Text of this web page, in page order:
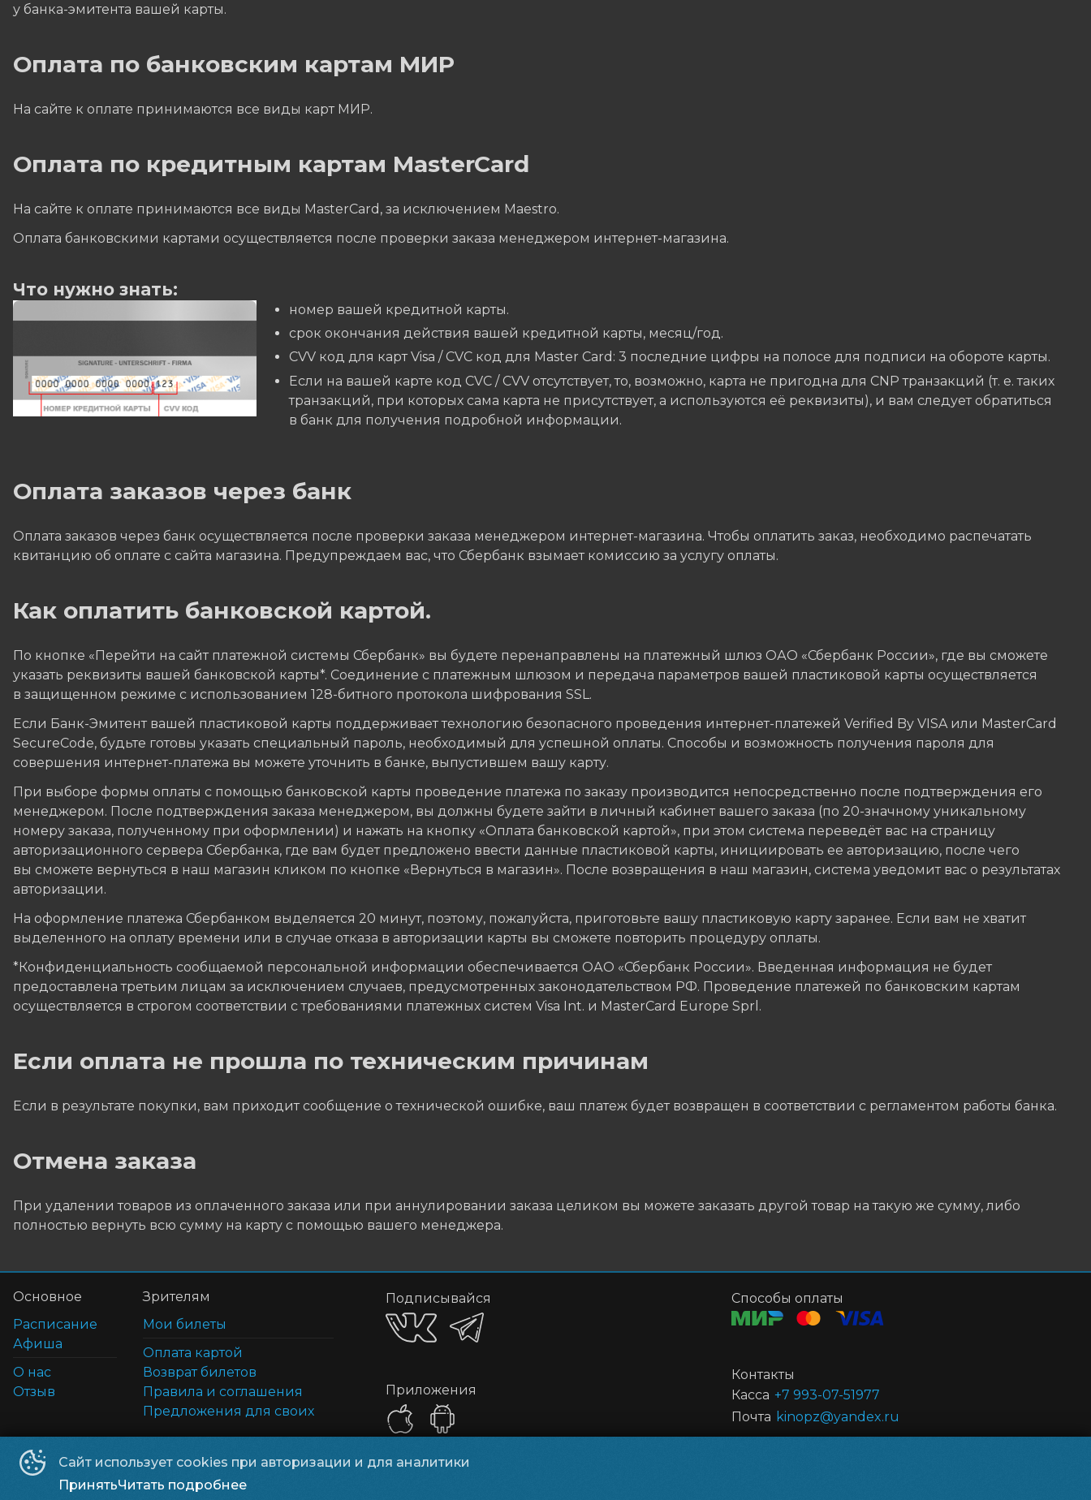
у банка-эмитента вашей карты.
Оплата по банковским картам МИР
На сайте к оплате принимаются все виды карт МИР.
Оплата по кредитным картам MasterCard
На сайте к оплате принимаются все виды MasterCard, за исключением Maestro.
Оплата банковскими картами осуществляется после проверки заказа менеджером интернет-магазина.
Что нужно знать:
номер вашей кредитной карты.
cрок окончания действия вашей кредитной карты, месяц/год.
CVV код для карт Visa / CVC код для Master Card: 3 последние цифры на полосе для подписи на обороте карты.
Если на вашей карте код CVC / CVV отсутствует, то, возможно, карта не пригодна для CNP транзакций (т. е. таких
транзакций, при которых сама карта не присутствует, а используются её реквизиты), и вам следует обратиться
в банк для получения подробной информации.
Оплата заказов через банк
Оплата заказов через банк осуществляется после проверки заказа менеджером интернет-магазина. Чтобы оплатить заказ, необходимо распечатать
квитанцию об оплате с сайта магазина. Предупреждаем вас, что Сбербанк взымает комиссию за услугу оплаты.
Как оплатить банковской картой.
По кнопке «Перейти на сайт платежной системы Сбербанк» вы будете перенаправлены на платежный шлюз ОАО «Сбербанк России», где вы сможете
указать реквизиты вашей банковской карты*. Соединение с платежным шлюзом и передача параметров вашей пластиковой карты осуществляется
в защищенном режиме с использованием 128-битного протокола шифрования SSL.
Если Банк-Эмитент вашей пластиковой карты поддерживает технологию безопасного проведения интернет-платежей Verified By VISA или MasterCard
SecureCode, будьте готовы указать специальный пароль, необходимый для успешной оплаты. Способы и возможность получения пароля для
совершения интернет-платежа вы можете уточнить в банке, выпустившем вашу карту.
При выборе формы оплаты с помощью банковской карты проведение платежа по заказу производится непосредственно после подтверждения его
менеджером. После подтверждения заказа менеджером, вы должны будете зайти в личный кабинет вашего заказа (по 20-значному уникальному
номеру заказа, полученному при оформлении) и нажать на кнопку «Оплата банковской картой», при этом система переведёт вас на страницу
авторизационного сервера Сбербанка, где вам будет предложено ввести данные пластиковой карты, инициировать ее авторизацию, после чего
вы сможете вернуться в наш магазин кликом по кнопке «Вернуться в магазин». После возвращения в наш магазин, система уведомит вас о результатах
авторизации.
На оформление платежа Сбербанком выделяется 20 минут, поэтому, пожалуйста, приготовьте вашу пластиковую карту заранее. Если вам не хватит
выделенного на оплату времени или в случае отказа в авторизации карты вы сможете повторить процедуру оплаты.
*Конфиденциальность сообщаемой персональной информации обеспечивается ОАО «Сбербанк России». Введенная информация не будет
предоставлена третьим лицам за исключением случаев, предусмотренных законодательством РФ. Проведение платежей по банковским картам
осуществляется в строгом соответствии с требованиями платежных систем Visa Int. и MasterCard Europe Sprl.
Если оплата не прошла по техническим причинам
Если в результате покупки, вам приходит сообщение о технической ошибке, ваш платеж будет возвращен в соответствии с регламентом работы банка.
Отмена заказа
При удалении товаров из оплаченного заказа или при аннулировании заказа целиком вы можете заказать другой товар на такую же сумму, либо
полностью вернуть всю сумму на карту с помощью вашего менеджера.
Сайт использует cookies при авторизации и для аналитики
ПринятьЧитать подробнее
Основное
Расписание
Афиша
О нас
Отзыв
Зрителям
Мои билеты
Оплата картой
Возврат билетов
Правила и соглашения
Предложения для своих
Подписывайся
Приложения
Способы оплаты
Контакты
Касса +7 993-07-51977
Почта kinopz@yandex.ru